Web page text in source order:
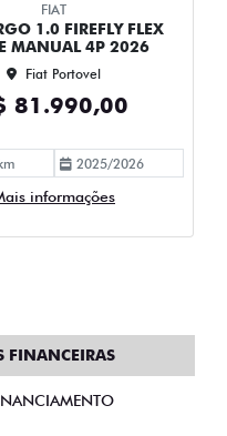
FIAT
1.0 FIREFLY FLEX
MANUAL 4P 2026
Fiat Portovel
81.990,00
2025/2026
informações
FINANCEIRAS